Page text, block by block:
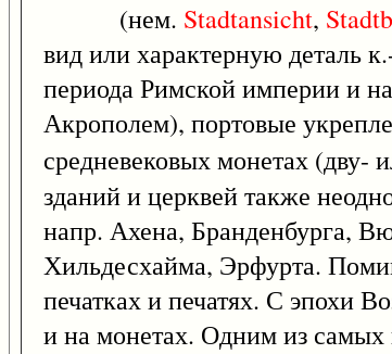
(нем. Stadtansicht,
вид или характерную деталь
периода Римской империи и
Акрополем), портовые
средневековых монетах (дву-
зданий и церквей также
напр. Ахена, Бранденбурга,
Хильдесхайма, Эрфурта.
печатках и печатях. С эпохи
и на монетах. Одним из самых